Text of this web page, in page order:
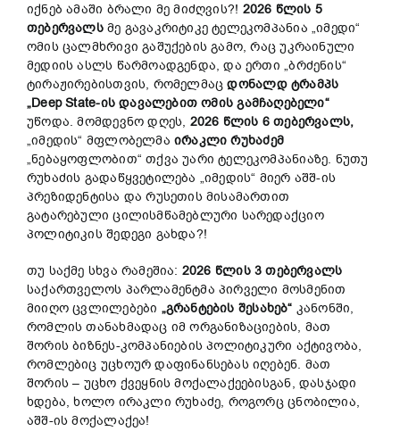
იქნებ ამაში ბრალი მე მიძღვის?! 2026 წლის 5
თებერვალსმე გავაკრიტიკე ტელეკომპანია „იმედი“
ომის ცალმხრივი გაშუქების გამო, რაც უკრაინული
მედიის ასლს წარმოადგენდა, და ერთი „ბრძენის“
ტირაჟირებისთვის, რომელმაცდონალდ ტრამპს
„Deep State-ის დავალებით ომის გამჩაღებელი“
უწოდა. მომდევნო დღეს, 2026 წლის 6 თებერვალს,
„იმედის“ მფლობელმა ირაკლი რუხაძემ
„ნებაყოფლობით“ თქვა უარი ტელეკომპანიაზე. ნუთუ
რუხაძის გადაწყვეტილება „იმედის“ მიერ აშშ-ის
პრეზიდენტისა და რუსეთის მისამართით
გატარებული ცილისმწამებლური სარედაქციო
პოლიტიკის შედეგი გახდა?!
თუ საქმე სხვა რამეშია: 2026 წლის 3 თებერვალს
საქართველოს პარლამენტმა პირველი მოსმენით
მიიღო ცვლილებები „გრანტების შესახებ“ კანონში,
რომლის თანახმადაც იმ ორგანიზაციების, მათ
შორის ბიზნეს-კომპანიების პოლიტიკური აქტივობა,
რომლებიც უცხოურ დაფინანსებას იღებენ. მათ
შორის – უცხო ქვეყნის მოქალაქეებისგან, დასჯადი
ხდება, ხოლო ირაკლი რუხაძე, როგორც ცნობილია,
აშშ-ის მოქალაქეა!